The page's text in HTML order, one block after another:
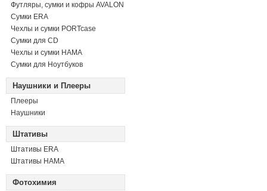
Футляры, сумки и кофры AVALON
Сумки ERA
Чехлы и сумки PORTcase
Сумки для CD
Чехлы и сумки HAMA
Сумки для Ноутбуков
Наушники и Плееры
Плееры
Наушники
Штативы
Штативы ERA
Штативы HAMA
Фотохимия